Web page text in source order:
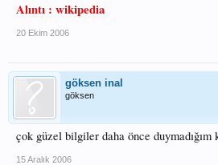
Alıntı : wikipedia
20 Ekim 2006
göksen inal
göksen
çok güzel bilgiler daha önce duymadığım
15 Aralık 2006